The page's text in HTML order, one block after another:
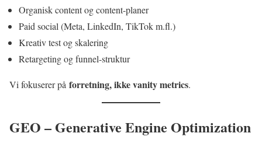
Organisk content og content-planer
Paid social (Meta, LinkedIn, TikTok m.fl.)
Kreativ test og skalering
Retargeting og funnel-struktur
Vi fokuserer på forretning, ikke vanity metrics.
GEO – Generative Engine Optimization